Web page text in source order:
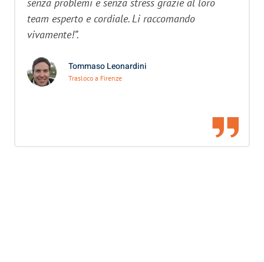
team esperto e cordiale. Li raccomando
vivamente!”.
Tommaso Leonardini
Trasloco a Firenze